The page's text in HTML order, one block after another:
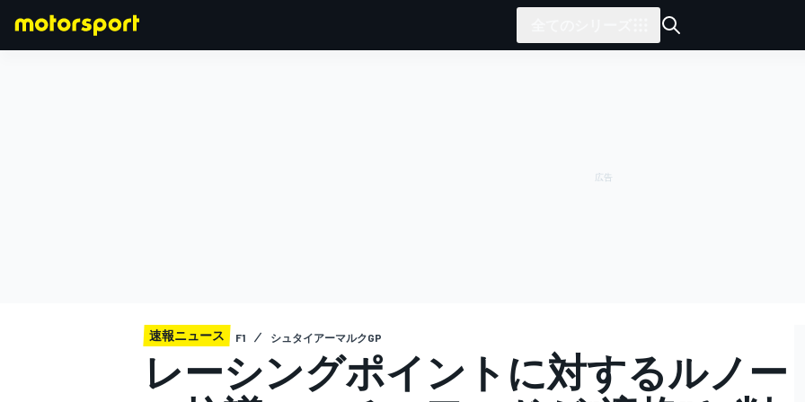
速報ニュース F1 シュタイアーマルクGP
レーシングポイントに対するルノー